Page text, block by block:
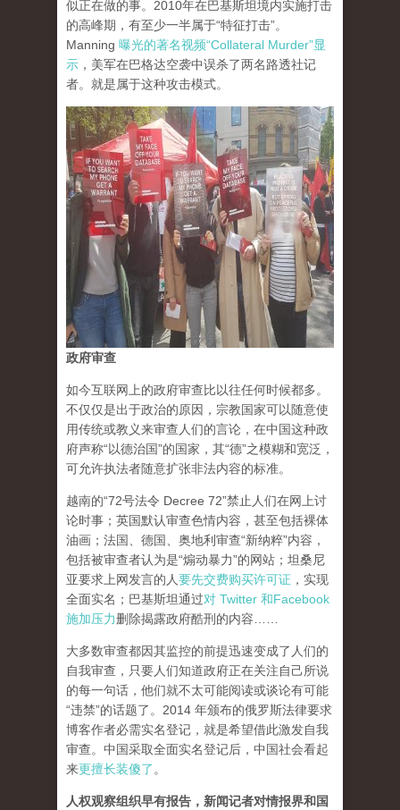
似正在做的事。2010年在巴基斯坦境内实施打击
的高峰期，有至少一半属于“特征打击”。
Manning 曝光的著名视频“Collateral Murder”显
示 ，美军在巴格达空袭中误杀了两名路透社记
者。就是属于这种攻击模式。
政府审查
如今互联网上的政府审查比以往任何时候都多。
不仅仅是出于政治的原因，宗教国家可以随意使
用传统或教义来审查人们的言论，在中国这种政
府声称“以德治国”的国家，其“德”之模糊和宽泛，
可允许执法者随意扩张非法内容的标准。
越南的“72号法令 Decree 72”禁止人们在网上讨
论时事；英国默认审查色情内容，甚至包括裸体
油画；法国、德国、奥地利审查“新纳粹”内容，
包括被审查者认为是“煽动暴力”的网站；坦桑尼
亚要求上网发言的人要先交费购买许可证 ，实现
全面实名；巴基斯坦通过对 Twitter 和Facebook
施加压力删除揭露政府酷刑的内容……
大多数审查都因其监控的前提迅速变成了人们的
自我审查，只要人们知道政府正在关注自己所说
的每一句话，他们就不太可能阅读或谈论有可能
“违禁”的话题了。2014 年颁布的俄罗斯法律要求
博客作者必需实名登记，就是希望借此激发自我
审查。中国采取全面实名登记后，中国社会看起
来更擅长装傻了 。
人权观察组织早有报告，新闻记者对情报界和国